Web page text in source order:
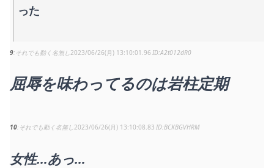
った
9 それでも動く名無し 2023/06/26(月) 13:10:01.96 A2t012dR0
屈辱を味わってるのは岩柱定期
10 それでも動く名無し 2023/06/26(月) 13:10:08.83 BCKBGVHRM
女性…あっ…